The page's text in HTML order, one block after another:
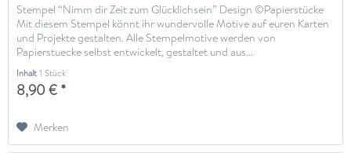
Stempel “Nimm dir Zeit zum Glücklichsein” Design ©Papierstücke
Mit diesem Stempel könnt ihr wundervolle Motive auf euren Karten
und Projekte gestalten. Alle Stempelmotive werden von
Papierstuecke selbst entwickelt, gestaltet und aus...
Inhalt1 Stück
8,90 € *
Merken